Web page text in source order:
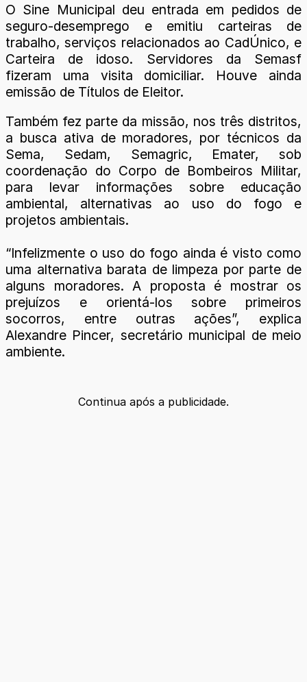
O Sine Municipal deu entrada em pedidos de
seguro-desemprego e emitiu carteiras de
trabalho, serviços relacionados ao CadÚnico, e
Carteira de idoso. Servidores da Semasf
fizeram uma visita domiciliar. Houve ainda
emissão de Títulos de Eleitor.
Também fez parte da missão, nos três distritos,
a busca ativa de moradores, por técnicos da
Sema, Sedam, Semagric, Emater, sob
coordenação do Corpo de Bombeiros Militar,
para levar informações sobre educação
ambiental, alternativas ao uso do fogo e
projetos ambientais.
“Infelizmente o uso do fogo ainda é visto como
uma alternativa barata de limpeza por parte de
alguns moradores. A proposta é mostrar os
prejuízos e orientá-los sobre primeiros
socorros, entre outras ações”, explica
Alexandre Pincer, secretário municipal de meio
ambiente.
Continua após a publicidade.